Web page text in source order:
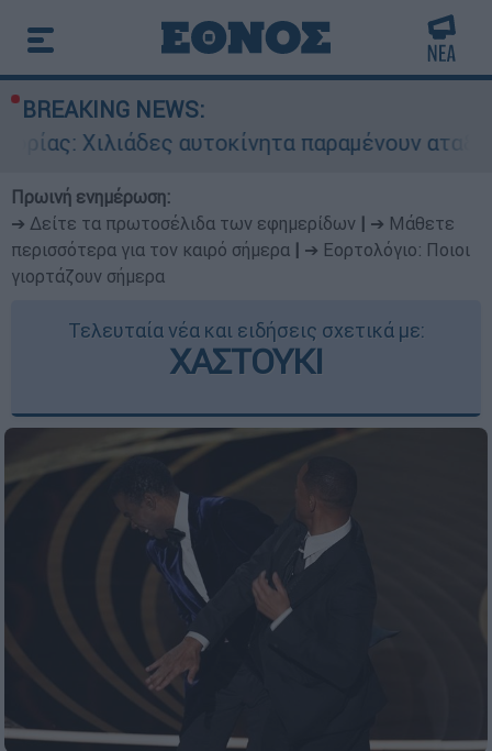
BREAKING NEWS:
αυτοκίνητα παραμένουν αταξινόμητα -
Πρωινή ενημέρωση:
➔ Δείτε τα πρωτοσέλιδα των εφημερίδων
➔ Μάθετε
περισσότερα για τον καιρό σήμερα
➔ Εορτολόγιο: Ποιοι
γιορτάζουν σήμερα
Τελευταία νέα και ειδήσεις σχετικά με:
ΧΑΣΤΟΥΚΙ